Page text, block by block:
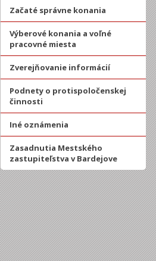
Začaté správne konania
Výberové konania a voľné
pracovné miesta
Zverejňovanie informácií
Podnety o protispoločenskej
činnosti
Iné oznámenia
Zasadnutia Mestského
zastupiteľstva v Bardejove